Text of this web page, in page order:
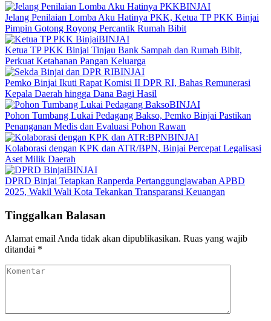
BINJAI
Jelang Penilaian Lomba Aku Hatinya PKK, Ketua TP PKK Binjai
Pimpin Gotong Royong Percantik Rumah Bibit
BINJAI
Ketua TP PKK Binjai Tinjau Bank Sampah dan Rumah Bibit,
Perkuat Ketahanan Pangan Keluarga
BINJAI
Pemko Binjai Ikuti Rapat Komisi II DPR RI, Bahas Remunerasi
Kepala Daerah hingga Dana Bagi Hasil
BINJAI
Pohon Tumbang Lukai Pedagang Bakso, Pemko Binjai Pastikan
Penanganan Medis dan Evaluasi Pohon Rawan
BINJAI
Kolaborasi dengan KPK dan ATR/BPN, Binjai Percepat Legalisasi
Aset Milik Daerah
BINJAI
DPRD Binjai Tetapkan Ranperda Pertanggungjawaban APBD
2025, Wakil Wali Kota Tekankan Transparansi Keuangan
Tinggalkan Balasan
Alamat email Anda tidak akan dipublikasikan. Ruas yang wajib
ditandai *